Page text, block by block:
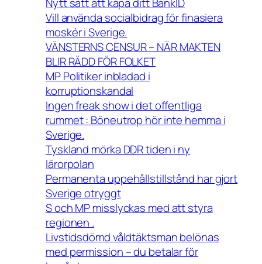
Nytt sätt att kapa ditt BankID
Vill använda socialbidrag för finasiera
moskér i Sverige.
VÄNSTERNS CENSUR – NÄR MAKTEN
BLIR RÄDD FÖR FOLKET
MP Politiker inbladad i
korruptionskandal
Ingen freak show i det offentliga
rummet : Böneutrop hör inte hemma i
Sverige.
Tyskland mörka DDR tiden i ny
lärorpolan
Permanenta uppehållstillstånd har gjort
Sverige otryggt
S och MP misslyckas med att styra
regionen .
Livstidsdömd våldtäktsman belönas
med permission – du betalar för